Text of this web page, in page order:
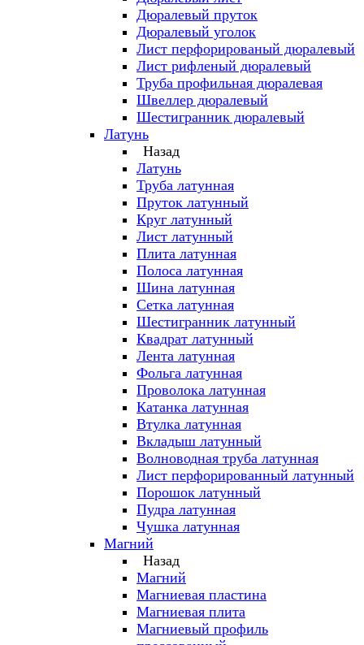
Дюралевый пруток
Дюралевый уголок
Лист перфорированый дюралевый
Лист рифленый дюралевый
Труба профильная дюралевая
Швеллер дюралевый
Шестигранник дюралевый
Латунь
Назад
Латунь
Труба латунная
Пруток латунный
Круг латунный
Лист латунный
Плита латунная
Полоса латунная
Шина латунная
Сетка латунная
Шестигранник латунный
Квадрат латунный
Лента латунная
Фольга латунная
Проволока латунная
Катанка латунная
Втулка латунная
Вкладыш латунный
Волноводная труба латунная
Лист перфорированный латунный
Порошок латунный
Пудра латунная
Чушка латунная
Магний
Назад
Магний
Магниевая пластина
Магниевая плита
Магниевый профиль